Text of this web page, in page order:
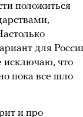
положиться
для
исключаю, что
пока все шло
и про